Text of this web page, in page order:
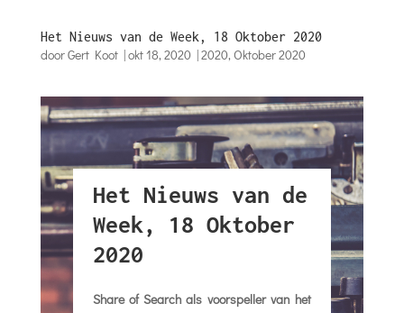
Het Nieuws van de Week, 18 Oktober 2020
doorGert Koot|okt 18, 2020 |2020,Oktober 2020
Het Nieuws van de
Week, 18 Oktober
2020
Share of Search als voorspeller van het